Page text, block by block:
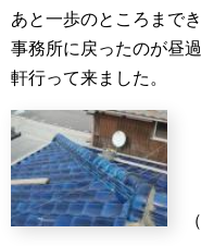
あと一歩のところまで
事務所に戻ったのが昼
軒行って来ました。
（
その他